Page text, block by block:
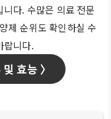
다. 수많은 의료 전문
제 순위도 확인하실 수
랍니다.
효능 〉